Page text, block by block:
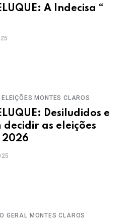
A Indecisa “
ELEIÇÕES MONTES CLAROS
Desiludidos e
decidir as eleições
2026
GERAL MONTES CLAROS